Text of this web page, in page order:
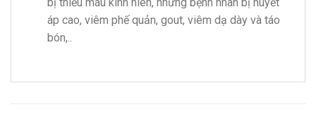
áp cao, viêm phế quản, gout, viêm dạ dày và táo
bón,..